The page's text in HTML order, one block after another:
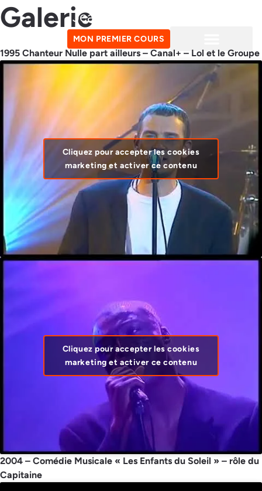
Jean-Marie Marrier
MON PREMIER COURS
Galerie
1995 Chanteur Nulle part ailleurs – Canal+ – Lol et le Groupe
Cliquez pour accepter les cookies
marketing et activer ce contenu
Cliquez pour accepter les cookies
marketing et activer ce contenu
2004 – Comédie Musicale « Les Enfants du Soleil » – rôle du
Capitaine